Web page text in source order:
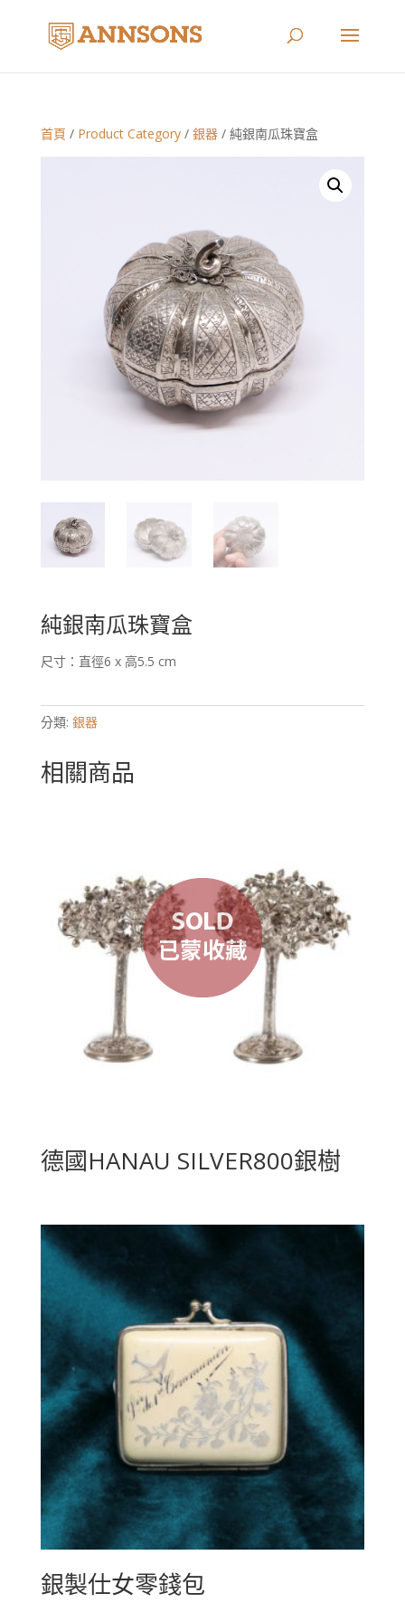
首頁 / Product Category/ 銀器/ 純銀南瓜珠寶盒
純銀南瓜珠寶盒
尺寸：直徑6 x 高5.5 cm
分類: 銀器
相關商品
德國HANAU SILVER800銀樹
銀製仕女零錢包